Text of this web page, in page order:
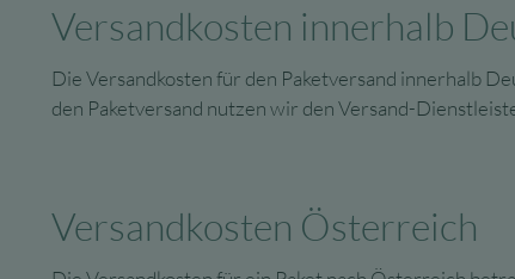
Versandkosten innerhalb
Die Versandkosten für den Paketversand innerhalb
den Paketversand nutzen wir den Versand-
Versandkosten Österreich